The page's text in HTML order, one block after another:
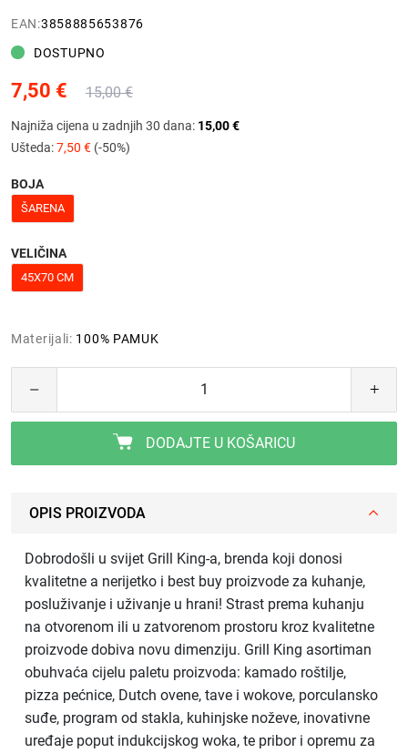
EAN:3858885653876
DOSTUPNO
7,50 € 15,00 €
Najniža cijena u zadnjih 30 dana: 15,00 €
Ušteda:7,50 € (-50%)
BOJA
ŠARENA
VELIČINA
45X70 CM
Materijali: 100% PAMUK
DODAJTE U KOŠARICU
OPIS PROIZVODA
Dobrodošli u svijet Grill King-a, brenda koji donosi
kvalitetne a nerijetko i best buy proizvode za kuhanje,
posluživanje i uživanje u hrani! Strast prema kuhanju
na otvorenom ili u zatvorenom prostoru kroz kvalitetne
proizvode dobiva novu dimenziju. Grill King asortiman
obuhvaća cijelu paletu proizvoda: kamado roštilje,
pizza pećnice, Dutch ovene, tave i wokove, porculansko
suđe, program od stakla, kuhinjske noževe, inovativne
uređaje poput indukcijskog woka, te pribor i opremu za